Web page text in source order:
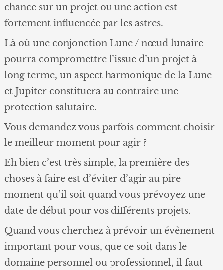
chance sur un projet ou une action est
fortement influencée par les astres.
Là où une conjonction Lune / nœud lunaire
pourra compromettre l’issue d’un projet à
long terme, un aspect harmonique de la Lune
et Jupiter constituera au contraire une
protection salutaire.
Vous demandez vous parfois comment choisir
le meilleur moment pour agir ?
Eh bien c’est très simple, la première des
choses à faire est d’éviter d’agir au pire
moment qu’il soit quand vous prévoyez une
date de début pour vos différents projets.
Quand vous cherchez à prévoir un évènement
important pour vous, que ce soit dans le
domaine personnel ou professionnel, il faut